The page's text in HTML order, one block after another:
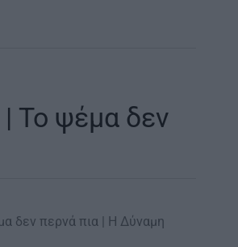
Το ψέμα δεν
δεν περνά πια | Η Δύναμη